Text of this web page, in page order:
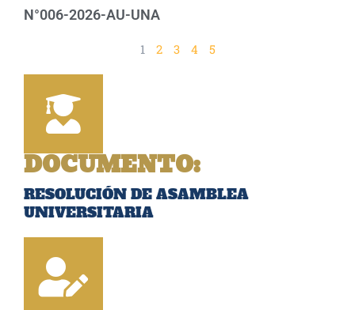
N°006-2026-AU-UNA
1 2 3 4 5
DOCUMENTO:
RESOLUCIÓN DE ASAMBLEA
UNIVERSITARIA